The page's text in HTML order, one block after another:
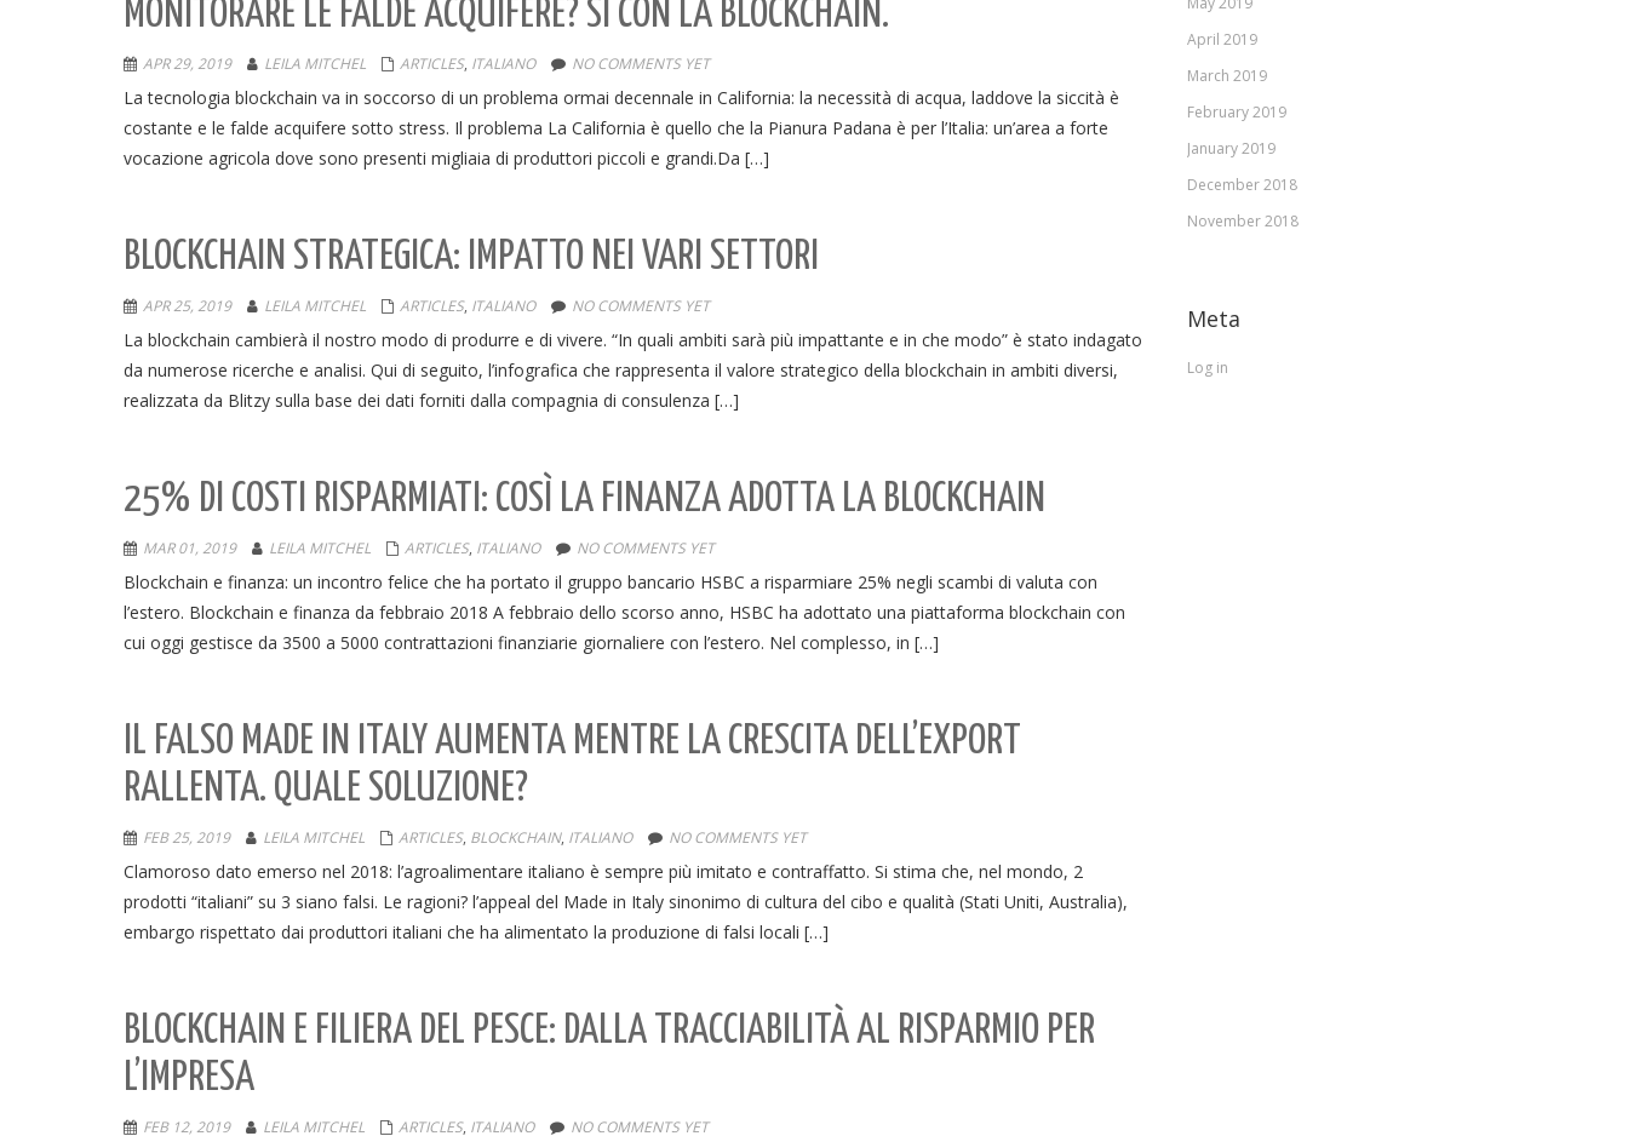
MONITORARE LE FALDE ACQUIFERE? SÌ CON LA BLOCKCHAIN.
APR 29, 2019 LEILA MITCHEL ARTICLES, ITALIANO NO COMMENTS YET
La tecnologia blockchain va in soccorso di un problema ormai decennale in California: la necessità di acqua, laddove la siccità è
costante e le falde acquifere sotto stress. Il problema La California è quello che la Pianura Padana è per l’Italia: un’area a forte
vocazione agricola dove sono presenti migliaia di produttori piccoli e grandi.Da […]
BLOCKCHAIN STRATEGICA: IMPATTO NEI VARI SETTORI
APR 25, 2019 LEILA MITCHEL ARTICLES, ITALIANO NO COMMENTS YET
La blockchain cambierà il nostro modo di produrre e di vivere. “In quali ambiti sarà più impattante e in che modo” è stato indagato
da numerose ricerche e analisi. Qui di seguito, l’infografica che rappresenta il valore strategico della blockchain in ambiti diversi,
realizzata da Blitzy sulla base dei dati forniti dalla compagnia di consulenza […]
25% DI COSTI RISPARMIATI: COSÌ LA FINANZA ADOTTA LA BLOCKCHAIN
MAR 01, 2019 LEILA MITCHEL ARTICLES, ITALIANO NO COMMENTS YET
Blockchain e finanza: un incontro felice che ha portato il gruppo bancario HSBC a risparmiare 25% negli scambi di valuta con
l’estero. Blockchain e finanza da febbraio 2018 A febbraio dello scorso anno, HSBC ha adottato una piattaforma blockchain con
cui oggi gestisce da 3500 a 5000 contrattazioni finanziarie giornaliere con l’estero. Nel complesso, in […]
IL FALSO MADE IN ITALY AUMENTA MENTRE LA CRESCITA DELL’EXPORT
RALLENTA. QUALE SOLUZIONE?
FEB 25, 2019 LEILA MITCHEL ARTICLES, BLOCKCHAIN, ITALIANO NO COMMENTS YET
Clamoroso dato emerso nel 2018: l’agroalimentare italiano è sempre più imitato e contraffatto. Si stima che, nel mondo, 2
prodotti “italiani” su 3 siano falsi. Le ragioni? l’appeal del Made in Italy sinonimo di cultura del cibo e qualità (Stati Uniti, Australia),
embargo rispettato dai produttori italiani che ha alimentato la produzione di falsi locali […]
BLOCKCHAIN E FILIERA DEL PESCE: DALLA TRACCIABILITÀ AL RISPARMIO PER
L’IMPRESA
FEB 12, 2019 LEILA MITCHEL ARTICLES, ITALIANO NO COMMENTS YET
April 2019
March 2019
February 2019
January 2019
December 2018
November 2018
Meta
Log in